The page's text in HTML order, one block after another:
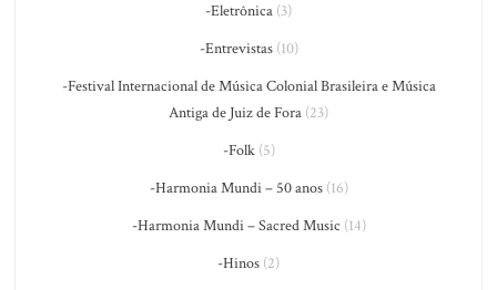
-Eletrônica (3)
-Entrevistas(10)
-Festival Internacional de Música Colonial Brasileira e Música
Antiga de Juiz de Fora (23)
-Folk(5)
-Harmonia Mundi – 50 anos(16)
-Harmonia Mundi – Sacred Music (14)
-Hinos (2)